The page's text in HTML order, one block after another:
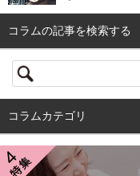
コラムの記事を検索する
コラムカテゴリ